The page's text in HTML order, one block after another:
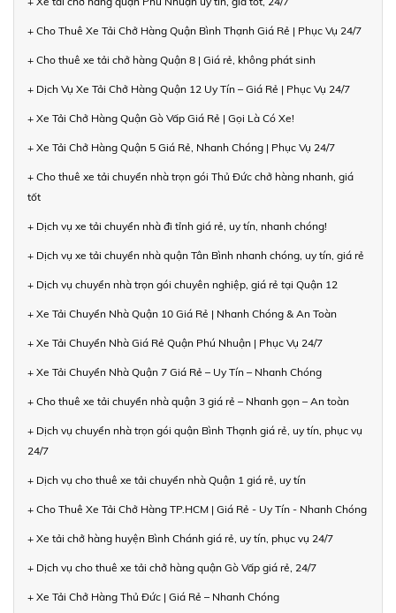
+ Cho Thuê Xe Tải Chở Hàng Quận Bình Thạnh Giá Rẻ | Phục Vụ 24/7
+ Cho thuê xe tải chở hàng Quận 8 | Giá rẻ, không phát sinh
+ Dịch Vụ Xe Tải Chở Hàng Quận 12 Uy Tín – Giá Rẻ | Phục Vụ 24/7
+ Xe Tải Chở Hàng Quận Gò Vấp Giá Rẻ | Gọi Là Có Xe!
+ Xe Tải Chở Hàng Quận 5 Giá Rẻ, Nhanh Chóng | Phục Vụ 24/7
+ Cho thuê xe tải chuyển nhà trọn gói Thủ Đức chở hàng nhanh, giá
tốt
+ Dịch vụ xe tải chuyển nhà đi tỉnh giá rẻ, uy tín, nhanh chóng!
+ Dịch vụ xe tải chuyển nhà quận Tân Bình nhanh chóng, uy tín, giá rẻ
+ Dịch vụ chuyển nhà trọn gói chuyên nghiệp, giá rẻ tại Quận 12
+ Xe Tải Chuyển Nhà Quận 10 Giá Rẻ | Nhanh Chóng & An Toàn
+ Xe Tải Chuyển Nhà Giá Rẻ Quận Phú Nhuận | Phục Vụ 24/7
+ Xe Tải Chuyển Nhà Quận 7 Giá Rẻ – Uy Tín – Nhanh Chóng
+ Cho thuê xe tải chuyển nhà quận 3 giá rẻ – Nhanh gọn – An toàn
+ Dịch vụ chuyển nhà trọn gói quận Bình Thạnh giá rẻ, uy tín, phục vụ
24/7
+ Dịch vụ cho thuê xe tải chuyển nhà Quận 1 giá rẻ, uy tín
+ Cho Thuê Xe Tải Chở Hàng TP.HCM | Giá Rẻ - Uy Tín - Nhanh Chóng
+ Xe tải chở hàng huyện Bình Chánh giá rẻ, uy tín, phục vụ 24/7
+ Dịch vụ cho thuê xe tải chở hàng quận Gò Vấp giá rẻ, 24/7
+ Xe Tải Chở Hàng Thủ Đức | Giá Rẻ – Nhanh Chóng